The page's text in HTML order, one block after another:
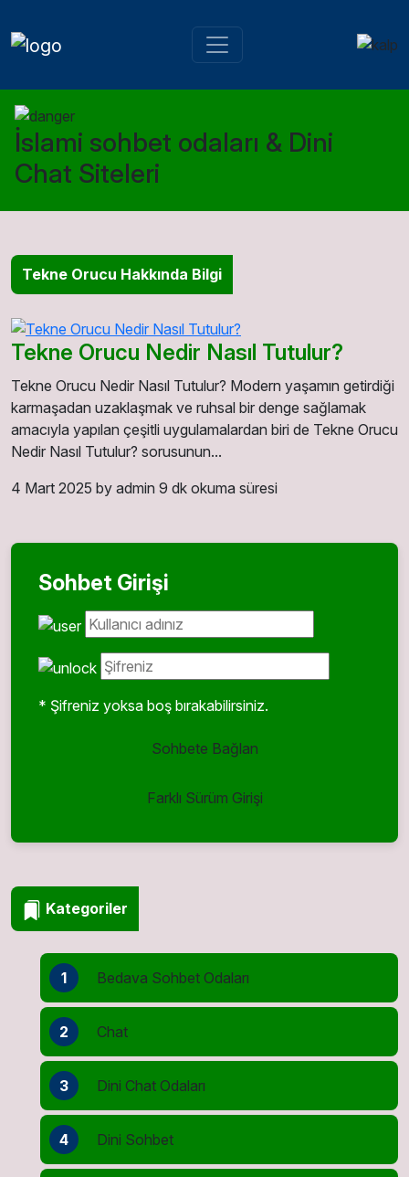
İslami sohbet odaları & Dini
Chat Siteleri
Tekne Orucu Hakkında Bilgi
Tekne Orucu Nedir Nasıl Tutulur?
Tekne Orucu Nedir Nasıl Tutulur? Modern yaşamın getirdiği
karmaşadan uzaklaşmak ve ruhsal bir denge sağlamak
amacıyla yapılan çeşitli uygulamalardan biri de Tekne Orucu
Nedir Nasıl Tutulur? sorusunun...
4 Mart 2025 by admin 9 dk okuma süresi
Sohbet Girişi
* Şifreniz yoksa boş bırakabilirsiniz.
Sohbete Bağlan
Farklı Sürüm Girişi
Kategoriler
1 Bedava Sohbet Odaları
2 Chat
3 Dini Chat Odaları
4 Dini Sohbet